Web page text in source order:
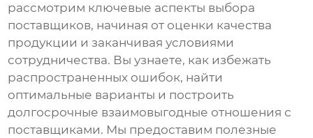
рассмотрим ключевые аспекты выбора
поставщиков, начиная от оценки качества
продукции и заканчивая условиями
сотрудничества. Вы узнаете, как избежать
распространенных ошибок, найти
оптимальные варианты и построить
долгосрочные взаимовыгодные отношения с
поставщиками. Мы предоставим полезные